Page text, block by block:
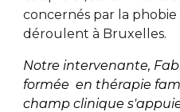
concernés par la phobie
déroulent à Bruxelles.
Notre intervenante,
formée en thérapie
champ clinique